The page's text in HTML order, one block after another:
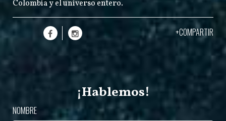
Colombia y el universo entero.
+COMPARTIR
¡Hablemos!
NOMBRE